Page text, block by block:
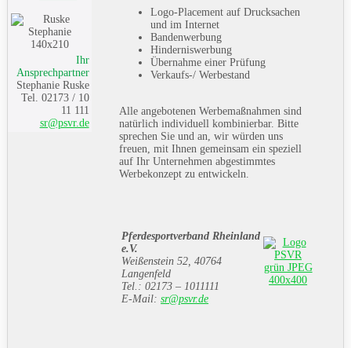
Ihr
Ansprechpartner
Stephanie Ruske
Tel. 02173 / 10
11 111
sr@psvr.de
Logo-Placement auf Drucksachen
und im Internet
Bandenwerbung
Hinderniswerbung
Übernahme einer Prüfung
Verkaufs-/ Werbestand
Alle angebotenen Werbemaßnahmen sind
natürlich individuell kombinierbar. Bitte
sprechen Sie und an, wir würden uns
freuen, mit Ihnen gemeinsam ein speziell
auf Ihr Unternehmen abgestimmtes
Werbekonzept zu entwickeln.
Pferdesportverband Rheinland
e.V.
Weißenstein 52, 40764
Langenfeld
Tel.: 02173 – 1011111
E-Mail:sr@psvr.de